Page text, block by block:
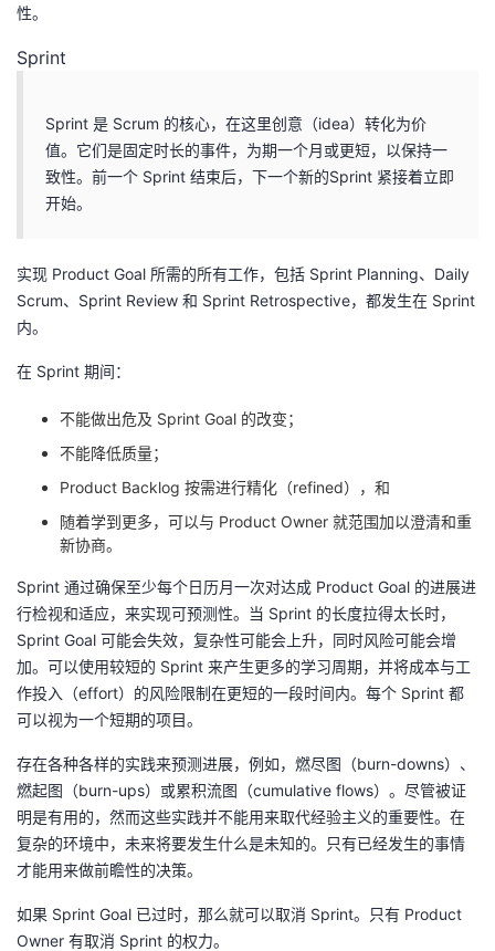
性。
Sprint
Sprint 是 Scrum 的核心，在这里创意（idea）转化为价
值。它们是固定时长的事件，为期一个月或更短，以保持一
致性。前一个 Sprint 结束后，下一个新的Sprint 紧接着立即
开始。
实现 Product Goal 所需的所有工作，包括 Sprint Planning、Daily
Scrum、Sprint Review 和 Sprint Retrospective，都发生在 Sprint
内。
在 Sprint 期间：
不能做出危及 Sprint Goal 的改变；
不能降低质量；
Product Backlog 按需进行精化（refined），和
随着学到更多，可以与 Product Owner 就范围加以澄清和重
新协商。
Sprint 通过确保至少每个日历月一次对达成 Product Goal 的进展进
行检视和适应，来实现可预测性。当 Sprint 的长度拉得太长时，
Sprint Goal 可能会失效，复杂性可能会上升，同时风险可能会增
加。可以使用较短的 Sprint 来产生更多的学习周期，并将成本与工
作投入（effort）的风险限制在更短的一段时间内。每个 Sprint 都
可以视为一个短期的项目。
存在各种各样的实践来预测进展，例如，燃尽图（burn-downs）、
燃起图（burn-ups）或累积流图（cumulative flows）。尽管被证
明是有用的，然而这些实践并不能用来取代经验主义的重要性。在
复杂的环境中，未来将要发生什么是未知的。只有已经发生的事情
才能用来做前瞻性的决策。
如果 Sprint Goal 已过时，那么就可以取消 Sprint。只有 Product
Owner 有取消 Sprint 的权力。